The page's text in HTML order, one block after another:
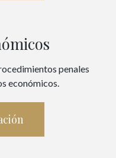
penales
económicos.